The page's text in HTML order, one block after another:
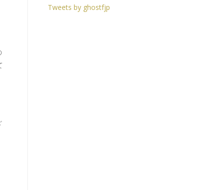
Tweets by ghostfjp